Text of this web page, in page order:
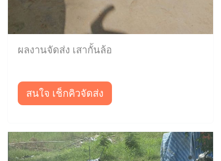
ผลงานจัดส่ง เสากั้นล้อ
สนใจ เช็กคิวจัดส่ง